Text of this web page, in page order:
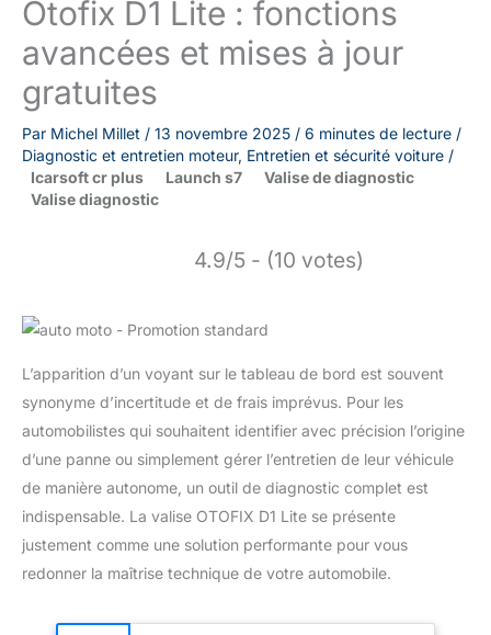
Otofix D1 Lite : fonctions
avancées et mises à jour
gratuites
Par Michel Millet / 13 novembre 2025 / 6 minutes de lecture /
Diagnostic et entretien moteur, Entretien et sécurité voiture /
Icarsoft cr plus
Launch s7
Valise de diagnostic
Valise diagnostic
4.9/5 - (10 votes)
L’apparition d’un voyant sur le tableau de bord est souvent
synonyme d’incertitude et de frais imprévus. Pour les
automobilistes qui souhaitent identifier avec précision l’origine
d’une panne ou simplement gérer l’entretien de leur véhicule
de manière autonome, un outil de diagnostic complet est
indispensable. La valise OTOFIX D1 Lite se présente
justement comme une solution performante pour vous
redonner la maîtrise technique de votre automobile.